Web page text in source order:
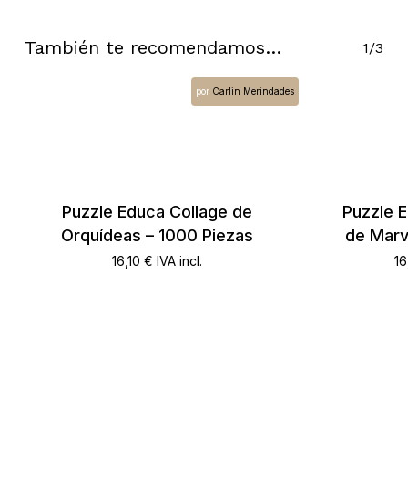
También te recomendamos… 1/3
Puzzle Educa Collage de
Orquídeas – 1000 Piezas
16,10 € IVA incl.
por Carlin Merindades
Puzzle
de